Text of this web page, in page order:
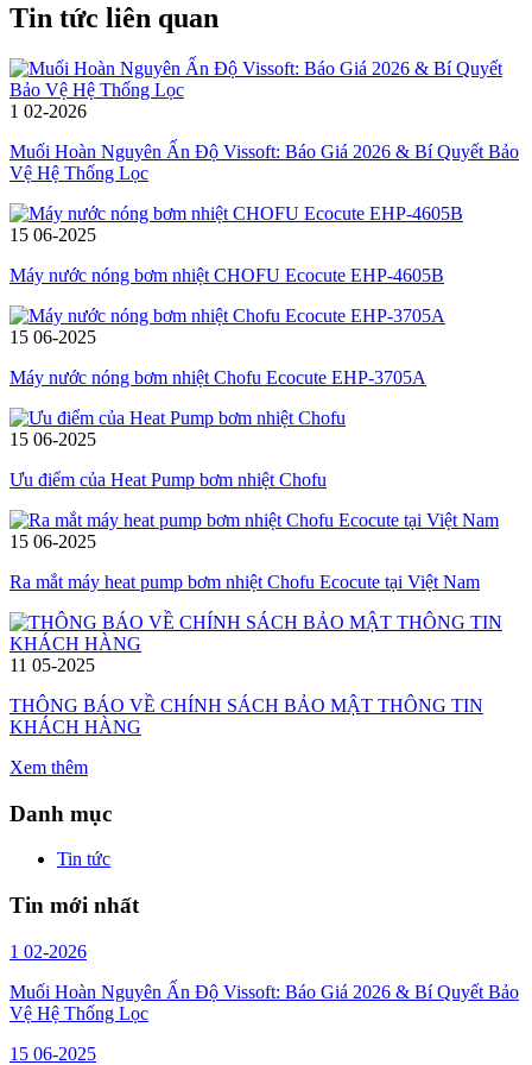
Tin tức liên quan
1 02-2026
Muối Hoàn Nguyên Ấn Độ Vissoft: Báo Giá 2026 & Bí Quyết Bảo
Vệ Hệ Thống Lọc
15 06-2025
Máy nước nóng bơm nhiệt CHOFU Ecocute EHP-4605B
15 06-2025
Máy nước nóng bơm nhiệt Chofu Ecocute EHP-3705A
15 06-2025
Ưu điểm của Heat Pump bơm nhiệt Chofu
15 06-2025
Ra mắt máy heat pump bơm nhiệt Chofu Ecocute tại Việt Nam
11 05-2025
THÔNG BÁO VỀ CHÍNH SÁCH BẢO MẬT THÔNG TIN
KHÁCH HÀNG
Xem thêm
Danh mục
Tin tức
Tin mới nhất
1 02-2026
Muối Hoàn Nguyên Ấn Độ Vissoft: Báo Giá 2026 & Bí Quyết Bảo
Vệ Hệ Thống Lọc
15 06-2025